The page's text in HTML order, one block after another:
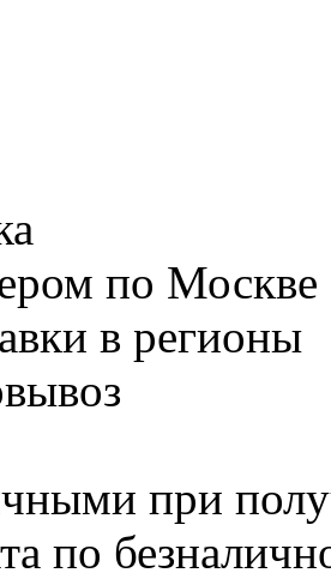
по Москве
в регионы
при
по